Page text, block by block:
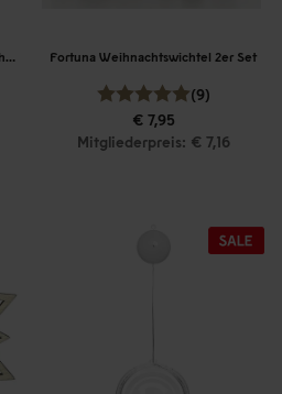
Mini-Gartenzwerg mit LED "Weihnachtsbaum" Fortuna Weihnachtswichtel 2er Set
(9)
€ 7,95
Mitgliederpreis: € 7,16